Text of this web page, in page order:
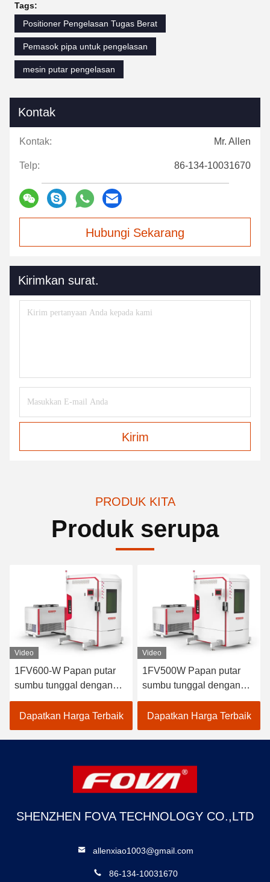
Tags:
Positioner Pengelasan Tugas Berat
Pemasok pipa untuk pengelasan
mesin putar pengelasan
Kontak
Kontak: Mr. Allen
Telp: 86-134-10031670
Hubungi Sekarang
Kirimkan surat.
Kirim
PRODUK KITA
Produk serupa
Video
1FV600-W Papan putar
sumbu tunggal dengan
kotak suhu, uji kecepatan
presisi tinggi, digunakan
untuk pengujian
perangkat navigasi inersia
inersia pada suhu tinggi
Dapatkan Harga Terbaik
Video
1FV500W Papan putar
sumbu tunggal dengan
kotak suhu, uji kecepatan
presisi tinggi, digunakan
untuk pengujian
perangkat navigasi inersia
inersia pada suhu tinggi
dan rendah.
Dapatkan Harga Terbaik
SHENZHEN FOVA TECHNOLOGY CO.,LTD
allenxiao1003@gmail.com
86-134-10031670